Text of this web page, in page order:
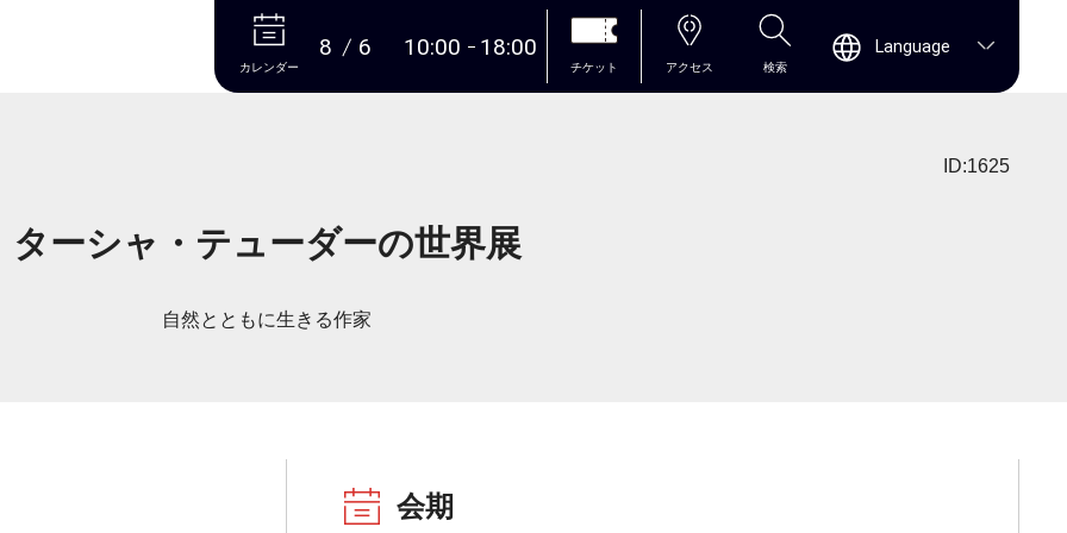
本文へ
カレンダー
8 6 10:00 18:00
チケット アクセス 検索
Language
ID:1625
ターシャ・テューダーの世界展
自然とともに生きる作家
会期